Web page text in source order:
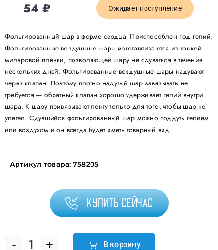
54 ₽ Ожидает поступление
Фольгированный шар в форме сердца. Приспособлен под гелий.
Фольгированные воздушные шары изготавливаются из тонкой
миларовой пленки, позволяющей шару не сдуваться в течение
нескольких дней. Фольгированные воздушные шары надувают
через клапан. Поэтому плотно надутый шар завязывать не
требуется — обратный клапан хорошо удерживает гелий внутри
шара. К шару привязывают ленту только для того, чтобы шар не
улетел. Сдувшийся фольгированный шар можно поддуть гелием
или воздухом и он всегда будет иметь товарный вид.
Артикул товара: 758205
Купить сейчас
В корзину